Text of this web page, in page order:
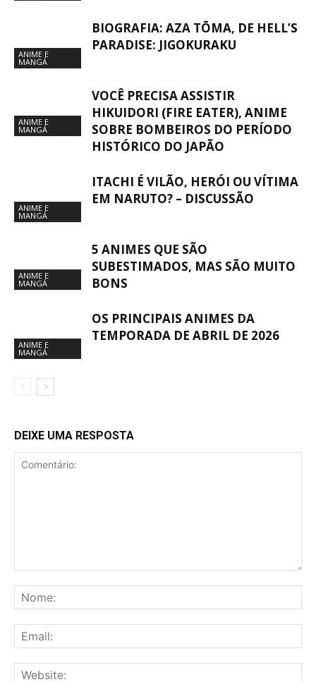
ANIME E
MANGÁ
BIOGRAFIA: AZA TŌMA, DE HELL’S
PARADISE: JIGOKURAKU
ANIME E
MANGÁ
VOCÊ PRECISA ASSISTIR
HIKUIDORI (FIRE EATER), ANIME
SOBRE BOMBEIROS DO PERÍODO
HISTÓRICO DO JAPÃO
ANIME E
MANGÁ
ITACHI É VILÃO, HERÓI OU VÍTIMA
EM NARUTO? – DISCUSSÃO
ANIME E
MANGÁ
5 ANIMES QUE SÃO
SUBESTIMADOS, MAS SÃO MUITO
BONS
ANIME E
MANGÁ
OS PRINCIPAIS ANIMES DA
TEMPORADA DE ABRIL DE 2026
DEIXE UMA RESPOSTA